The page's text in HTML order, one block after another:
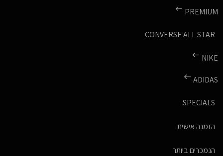
PREMIUM
CONVERSE ALL STAR
NIKE
ADIDAS
SPECIALS
הזמנה אישית
הנמכרים ביותר